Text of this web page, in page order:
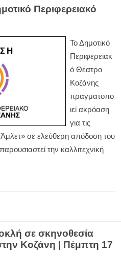
Περιφερειακό
Το Δημοτικό
Περιφερειακ
ό Θέατρο
Κοζάνης
πραγματοπο
ιεί ακρόαση
για τις
σε ελεύθερη απόδοση του
την καλλιτεχνική
σε σκηνοθεσία
Κοζάνη | Πέμπτη 17